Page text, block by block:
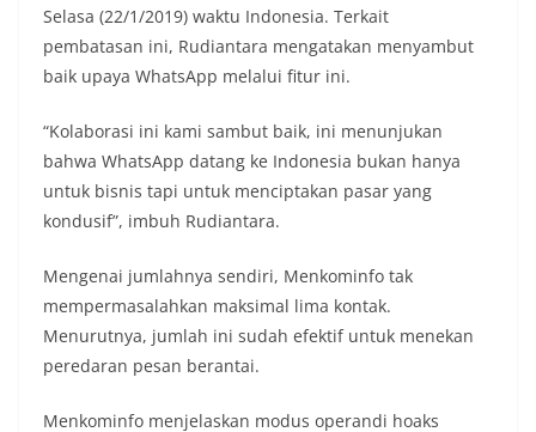
Selasa (22/1/2019) waktu Indonesia. Terkait
pembatasan ini, Rudiantara mengatakan menyambut
baik upaya WhatsApp melalui fitur ini.
“Kolaborasi ini kami sambut baik, ini menunjukan
bahwa WhatsApp datang ke Indonesia bukan hanya
untuk bisnis tapi untuk menciptakan pasar yang
kondusif”, imbuh Rudiantara.
Mengenai jumlahnya sendiri, Menkominfo tak
mempermasalahkan maksimal lima kontak.
Menurutnya, jumlah ini sudah efektif untuk menekan
peredaran pesan berantai.
Menkominfo menjelaskan modus operandi hoaks